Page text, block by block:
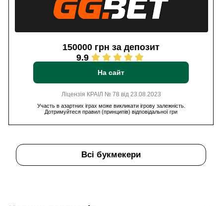
150000 грн за депозит
9.9
На сайт
Ліцензія КРАІЛ № 78 від 23.08.2023
Участь в азартних іграх може викликати ігрову залежність.
Дотримуйтеся правил (принципів) відповідальної гри
Всі букмекери